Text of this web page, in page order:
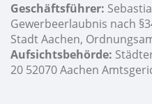
Geschäftsführer:
Gewerbeerlaubnis nach
Stadt Aachen,
Aufsichtsbehörde:
20 52070 Aachen